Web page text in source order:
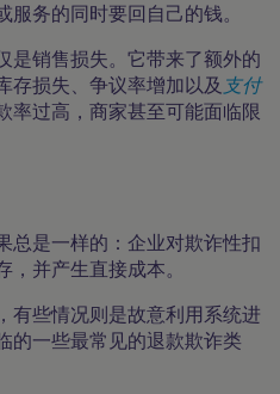
务的同时要回自己的钱。
是销售损失。它带来了额外的
存损失、争议率增加以及 支付
率过高，商家甚至可能面临限
总是一样的：企业对欺诈性扣
并产生直接成本。
有些情况则是故意利用系统进
的一些最常见的退款欺诈类